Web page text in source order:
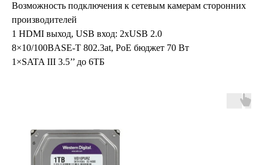
Возможность подключения к сетевым камерам сторонних
производителей
1 HDMI выход, USB вход: 2xUSB 2.0
8×10/100BASE-T 802.3at, PoE бюджет 70 Вт
1×SATA III 3.5’’ до 6ТБ